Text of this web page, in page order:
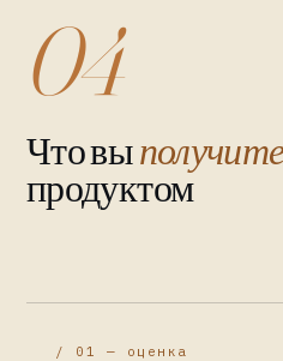
04
Что вы
продуктом
/ 01 — оценка